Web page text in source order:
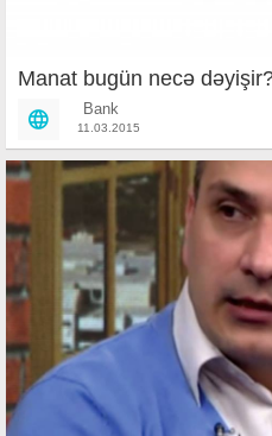
Manat bugün necə
Bank
11.03.2015